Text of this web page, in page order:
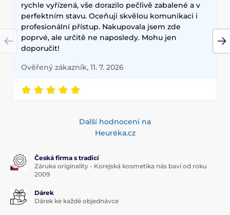
rychle vyřízená, vše dorazilo pečlivě zabalené a v
perfektním stavu. Oceňuji skvělou komunikaci i
profesionální přístup. Nakupovala jsem zde
poprvé, ale určitě ne naposledy. Mohu jen
doporučit!
Ověřený zákazník, 11. 7. 2026
Další hodnocení na
Heuréka.cz
Česká firma s tradicí
Záruka originality - Korejská kosmetika nás baví od roku
2009
Dárek
Dárek ke každé objednávce